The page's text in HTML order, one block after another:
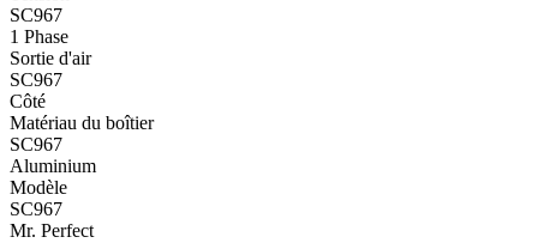
SC967
1 Phase
Sortie d'air
SC967
Côté
Matériau du boîtier
SC967
Aluminium
Modèle
SC967
Mr. Perfect